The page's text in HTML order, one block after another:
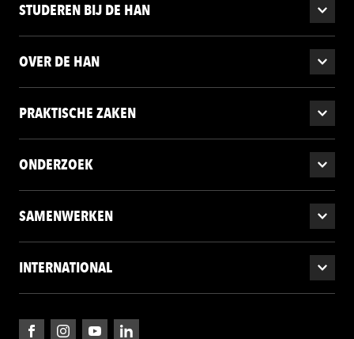
STUDEREN BIJ DE HAN
OVER DE HAN
PRAKTISCHE ZAKEN
ONDERZOEK
SAMENWERKEN
INTERNATIONAL
FacebookInstagramYouTubeLinkedIn